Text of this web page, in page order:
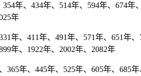
年、434年、514年、594年、674年
年
、411年、491年、571年、651年
年、1922年、2002年、2082年
年、445年、525年、605年、685